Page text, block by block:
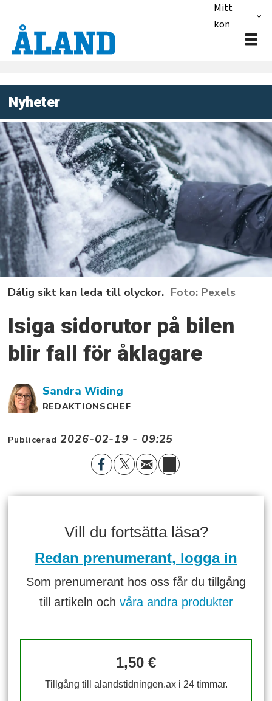
Mitt
konto
Nyheter
Dålig sikt kan leda till olyckor. Pexels
Isiga sidorutor på bilen
blir fall för åklagare
Sandra Widing
REDAKTIONSCHEF
Publicerad 2026-02-19 - 09:25
Vill du fortsätta läsa?
Redan prenumerant, logga in
Som prenumerant hos oss får du tillgång
till artikeln och våra andra produkter
1,50 €
Tillgång till alandstidningen.ax i 24 timmar.